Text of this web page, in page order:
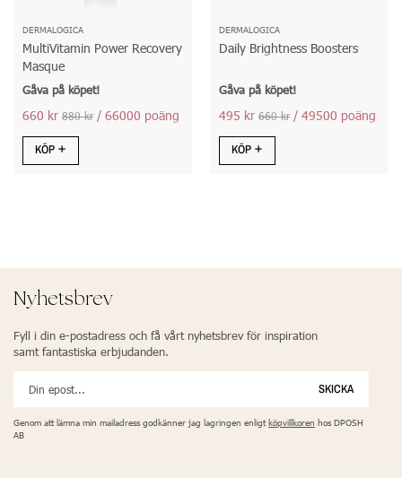
DERMALOGICA
MultiVitamin Power Recovery
Masque
Gåva på köpet!
660 kr 880 kr/ 66000 poäng
KÖP
DERMALOGICA
Daily Brightness Boosters
Gåva på köpet!
495 kr 660 kr/ 49500 poäng
KÖP
Nyhetsbrev
Fyll i din e-postadress och få vårt nyhetsbrev för inspiration
samt fantastiska erbjudanden.
SKICKA
Genom att lämna min mailadress godkänner jag lagringen enligt köpvillkoren hos DPOSH
AB